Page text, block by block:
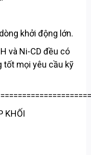
khởi động lớn.
và Ni-CD đều có
tốt mọi yêu cầu kỹ
KHỐI